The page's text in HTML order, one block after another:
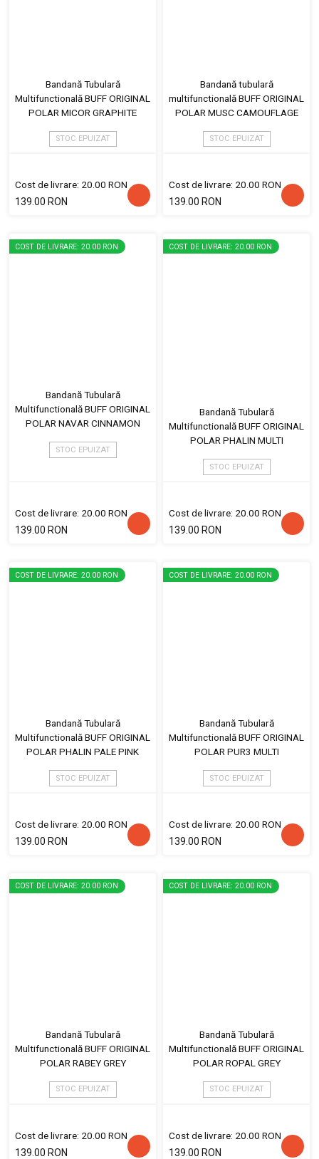
Bandană Tubulară
Multifunctională BUFF ORIGINAL
POLAR MICOR GRAPHITE
STOC EPUIZAT
Cost de livrare: 20.00 RON
139.00 RON
Bandană tubulară
multifunctională BUFF ORIGINAL
POLAR MUSC CAMOUFLAGE
STOC EPUIZAT
Cost de livrare: 20.00 RON
139.00 RON
COST DE LIVRARE: 20.00 RON
Bandană Tubulară
Multifunctională BUFF ORIGINAL
POLAR NAVAR CINNAMON
STOC EPUIZAT
Cost de livrare: 20.00 RON
139.00 RON
COST DE LIVRARE: 20.00 RON
Bandană Tubulară
Multifunctională BUFF ORIGINAL
POLAR PHALIN MULTI
STOC EPUIZAT
Cost de livrare: 20.00 RON
139.00 RON
COST DE LIVRARE: 20.00 RON
Bandană Tubulară
Multifunctională BUFF ORIGINAL
POLAR PHALIN PALE PINK
STOC EPUIZAT
Cost de livrare: 20.00 RON
139.00 RON
COST DE LIVRARE: 20.00 RON
Bandană Tubulară
Multifunctională BUFF ORIGINAL
POLAR PUR3 MULTI
STOC EPUIZAT
Cost de livrare: 20.00 RON
139.00 RON
COST DE LIVRARE: 20.00 RON
Bandană Tubulară
Multifunctională BUFF ORIGINAL
POLAR RABEY GREY
STOC EPUIZAT
Cost de livrare: 20.00 RON
139.00 RON
COST DE LIVRARE: 20.00 RON
Bandană Tubulară
Multifunctională BUFF ORIGINAL
POLAR ROPAL GREY
STOC EPUIZAT
Cost de livrare: 20.00 RON
139.00 RON